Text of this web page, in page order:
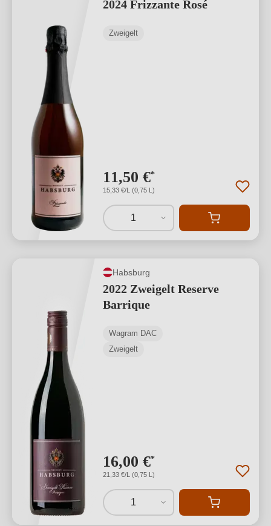
2024 Frizzante Rosé
Zweigelt
11,50 €*
15,33 €/L (0,75 L)
1
Habsburg
2022 Zweigelt Reserve
Barrique
Wagram DAC
Zweigelt
16,00 €*
21,33 €/L (0,75 L)
1